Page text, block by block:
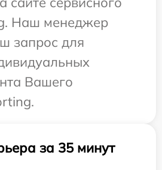
Наш менеджер
запрос для
Вашего
за 35 минут